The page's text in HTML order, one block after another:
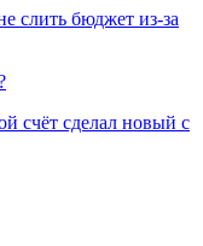
слить бюджет из-за
счёт сделал новый с